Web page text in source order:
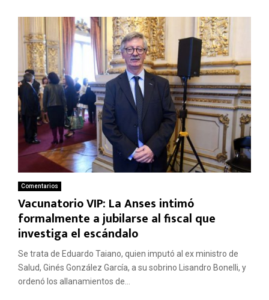
Comentarios
Vacunatorio VIP: La Anses intimó
formalmente a jubilarse al fiscal que
investiga el escándalo
Se trata de Eduardo Taiano, quien imputó al ex ministro de
Salud, Ginés González García, a su sobrino Lisandro Bonelli, y
ordenó los allanamientos de...